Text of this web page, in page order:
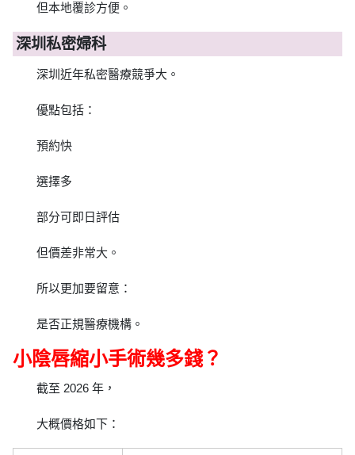
但本地覆診方便。
深圳私密婦科
深圳近年私密醫療競爭大。
優點包括：
預約快
選擇多
部分可即日評估
但價差非常大。
所以更加要留意：
是否正規醫療機構。
小陰唇縮小手術幾多錢？
截至 2026 年，
大概價格如下：